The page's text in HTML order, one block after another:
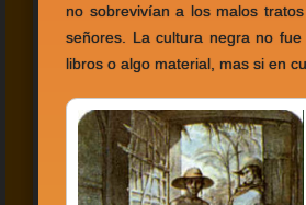
no sobrevivían a los malos
señores. La cultura negra no
libros o algo material, mas si en